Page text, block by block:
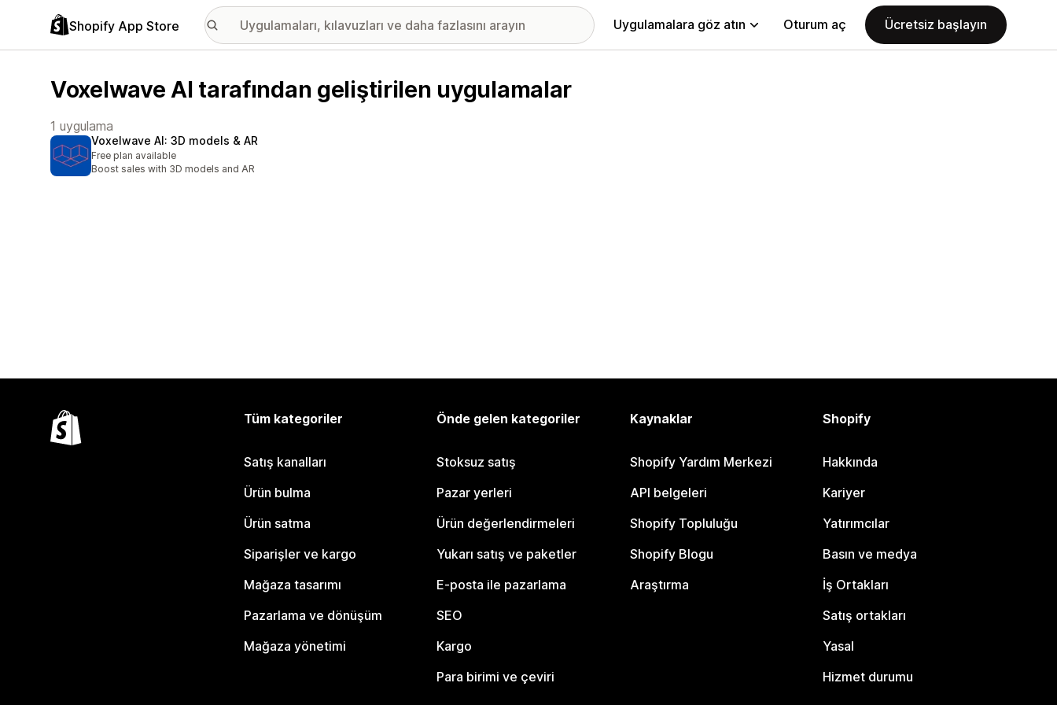
Shopify App Store Uygulamalara göz atın Oturum aç Ücretsiz başlayın
Voxelwave AI tarafından geliştirilen uygulamalar
1 uygulama
Voxelwave AI: 3D models & AR
Free plan available
Boost sales with 3D models and AR
Tüm kategoriler
Satış kanalları
Ürün bulma
Ürün satma
Siparişler ve kargo
Mağaza tasarımı
Pazarlama ve dönüşüm
Mağaza yönetimi
Önde gelen kategoriler
Stoksuz satış
Pazar yerleri
Ürün değerlendirmeleri
Yukarı satış ve paketler
E-posta ile pazarlama
SEO
Kargo
Para birimi ve çeviri
Kaynaklar
Shopify Yardım Merkezi
API belgeleri
Shopify Topluluğu
Shopify Blogu
Araştırma
Shopify
Hakkında
Kariyer
Yatırımcılar
Basın ve medya
İş Ortakları
Satış ortakları
Yasal
Hizmet durumu